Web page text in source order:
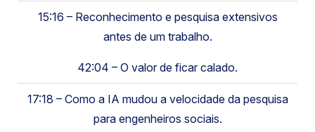
15:16 – Reconhecimento e pesquisa extensivos
antes de um trabalho.
42:04 – O valor de ficar calado.
17:18 – Como a IA mudou a velocidade da pesquisa
para engenheiros sociais.